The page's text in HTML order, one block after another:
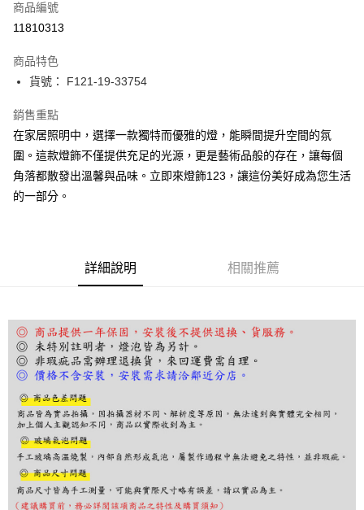
LINE Pay
街口支付
悠遊付
Google Pay
全盈+PAY
AFTEE先享後付
【「AFTEE先享後付」結帳流程】
１．於結帳方式選擇「AFTEE先享後付」後，將跳轉至「AFTEE先享後付」
結帳頁面，進行簡訊認證並確認金額後，即可完成結帳。
２．訂單成立數日內，您將收到繳費通知簡訊。
３．收到繳費通知簡訊後14天內，點擊此簡訊中的連結，可透過四大超商／
ATM／網路銀行／等多元方式進行付款，方視為交易完成。
※ 請注意：結帳手續完成當下不需立刻繳費，但若您需要取消訂單，請聯絡
購買商品的店家。未經商家同意取消之訂單仍視為有效，需透過AFTEE先享
後付繳納相關費用。
※ 交易是否成功請以「AFTEE先享後付 」之結帳頁面顯示為準，若有關於
是否繳費成功／繳費後需取消欲退款等相關疑問，請聯繫「AFTEE先享後付
客戶支援中心」
https://netprotections.freshdesk.com/support/home
每筆NT$180，滿NT$5,000(含以上)免運費
商品編號
11810313
商品特色
貨號： F121-19-33754
銷售重點
在家居照明中，選擇一款獨特而優雅的燈，能瞬間提升空間的氛
圍。這款燈飾不僅提供充足的光源，更是藝術品般的存在，讓每個
角落都散發出溫馨與品味。立即來燈飾123，讓這份美好成為您生活
的一部分。
詳細說明 相關推薦